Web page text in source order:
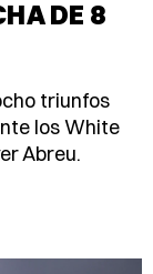
DE 8
triunfos
los White
Abreu.